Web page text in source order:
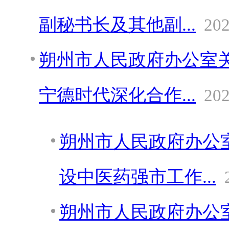
副秘书长及其他副...
朔州市人民政府办公室
宁德时代深化合作...
朔州市人民政府办公
设中医药强市工作...
朔州市人民政府办公